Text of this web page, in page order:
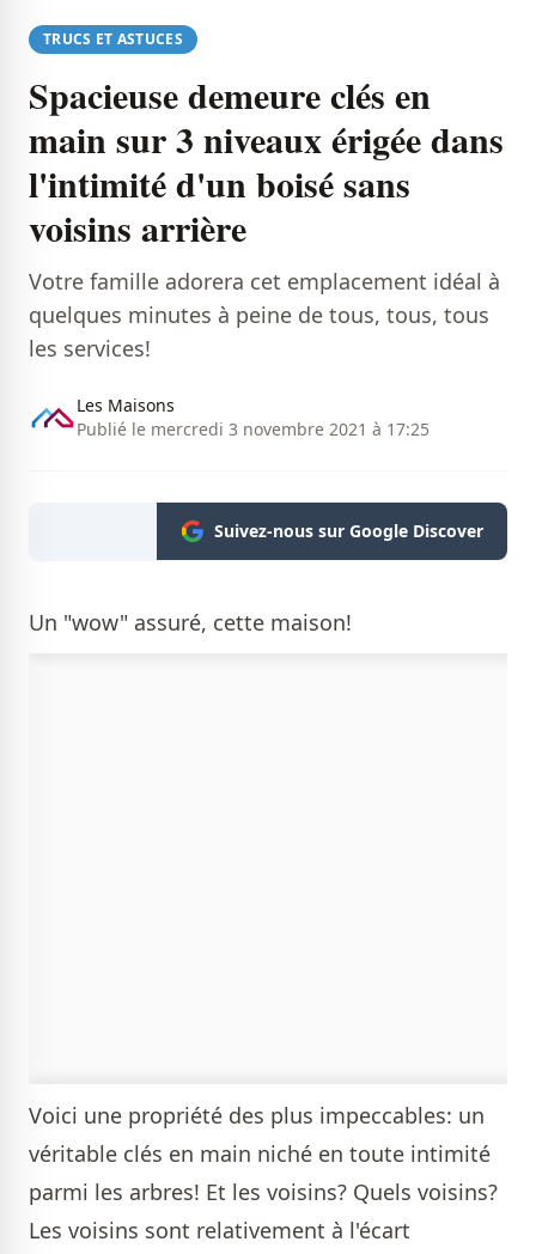
TRUCS ET ASTUCES
Spacieuse demeure clés en
main sur 3 niveaux érigée dans
l'intimité d'un boisé sans
voisins arrière
Votre famille adorera cet emplacement idéal à
quelques minutes à peine de tous, tous, tous
les services!
Les Maisons
Publié le mercredi 3 novembre 2021 à 17:25
Suivez-nous sur Google Discover
Un "wow" assuré, cette maison!
Voici une propriété des plus impeccables: un
véritable clés en main niché en toute intimité
parmi les arbres! Et les voisins? Quels voisins?
Les voisins sont relativement à l'écart